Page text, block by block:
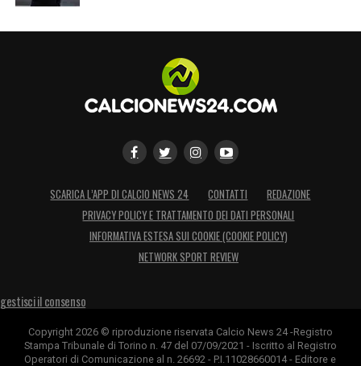
SCARICA L’APP DI CALCIO NEWS 24 CONTATTI
REDAZIONE
PRIVACY POLICY E TRATTAMENTO DEI DATI PERSONALI
INFORMATIVA ESTESA SUI COOKIE (COOKIE POLICY)
NETWORK SPORT REVIEW
gestisci il consenso
Copyright 2026 © riproduzione riservata Calcio News 24 -Registro
Stampa Tribunale di Torino n. 47 del 07/09/2021 - Iscritto al Registro
Operatori di Comunicazione al n. 26692 - P.I.11028660014 - Editore e